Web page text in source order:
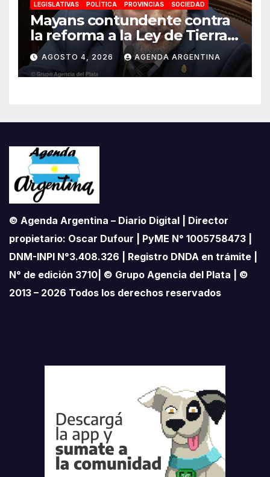
LEGISLATIVAS POLÍTICA PROVINCIAS SOCIEDAD
Mayans contundente contra
la reforma a la Ley de Tierras:
«Esta ley vende el país»
AGOSTO 4, 2026 AGENDA ARGENTINA
© Agenda Argentina – Diario Digital | Director
propietario: Oscar Dufour | PyME N° 1005758473 |
DNM-INPI N°3.408.326 | Registro DNDA en trámite |
N° de edición 3710| © Grupo Agencia del Plata | ©
2013 – 2026 Todos los derechos reservados